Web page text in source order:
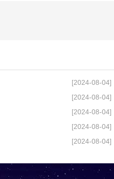
[2024-08-04]
[2024-08-04]
[2024-08-04]
[2024-08-04]
[2024-08-04]